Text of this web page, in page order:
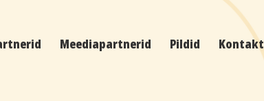
Meediapartnerid Pildid Kontakt